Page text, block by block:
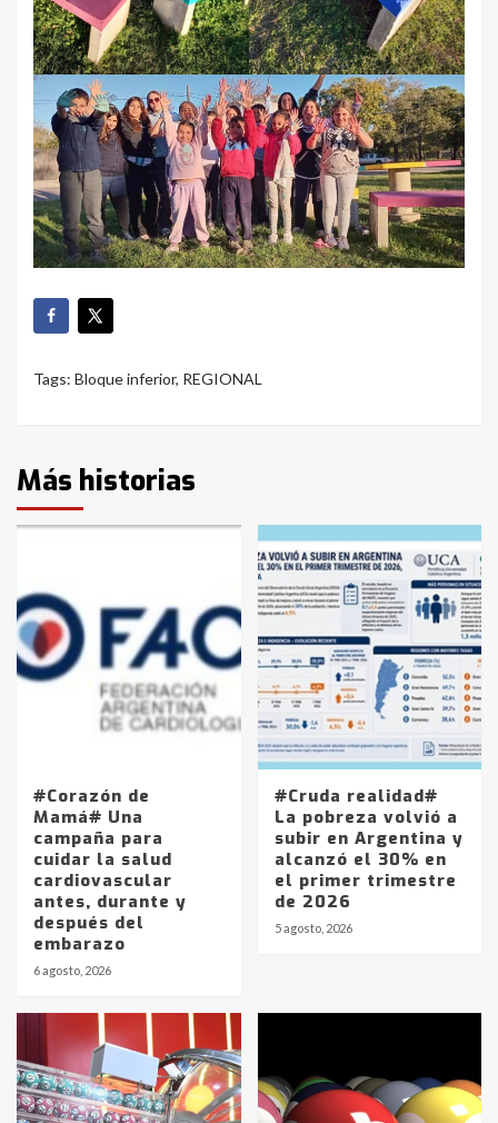
Tags: Bloque inferior, REGIONAL
Más historias
#Corazón de
Mamá# Una
campaña para
cuidar la salud
cardiovascular
antes, durante y
después del
embarazo
6 agosto, 2026
#Cruda realidad#
La pobreza volvió a
subir en Argentina y
alcanzó el 30% en
el primer trimestre
de 2026
5 agosto, 2026